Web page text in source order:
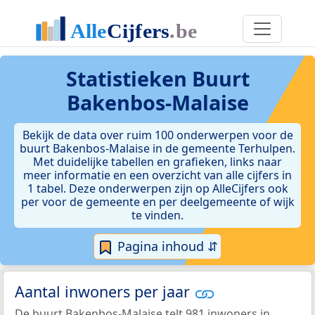
Statistieken Buurt
Bakenbos-Malaise
Bekijk de data over ruim 100 onderwerpen voor de
buurt Bakenbos-Malaise in de gemeente Terhulpen.
Met duidelijke tabellen en grafieken, links naar
meer informatie en een overzicht van alle cijfers in
1 tabel. Deze onderwerpen zijn op AlleCijfers ook
per voor de gemeente en per deelgemeente of wijk
te vinden.
Pagina inhoud ⇵
Aantal inwoners per jaar